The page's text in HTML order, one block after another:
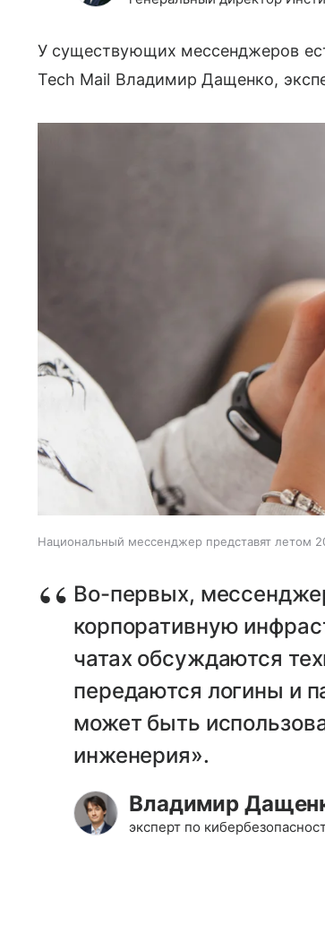
У существующих мессенджеров
Tech Mail Владимир Дащенко,
Национальный мессенджер представят летом
Во-первых,
корпоративную
чатах обсуждаются
передаются логины и
может быть
инженерия».
Владимир
эксперт по